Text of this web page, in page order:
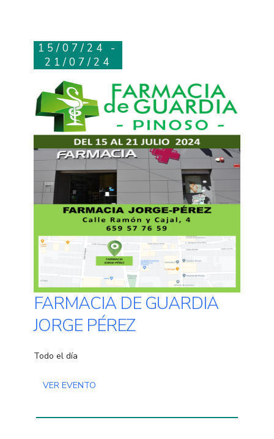
15/07/24 -
21/07/24
FARMACIA DE GUARDIA
JORGE PÉREZ
Todo el día
VER EVENTO